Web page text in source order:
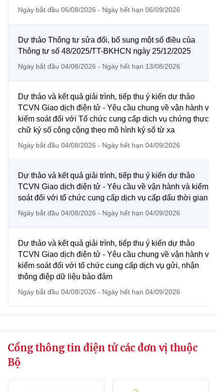
Tin địa phương
Sở hữu trí tuệ
Năng lượng nguyên tử
Voice
Nhiệm vụ trọng tâm
Vietnamese English
BỘ KHOA HỌC VÀ CÔNG NGHỆ
Điều khoản sử dụng Theo dõi MST: Góp ý
Chịu trách nhiệm nội dung: Nguyễn Thị Hải Hằng
Giám đốc Trung tâm Truyền thông Khoa học và Công nghệ.
Liên hệ
Địa chỉ: Ban Biên tập Cổng TTĐT - 18 Nguyễn Du, TP. Hà Nội
Điện thoại: 024 3936 9506
Email:
stc@mst.gov.vn
©2026 Bản quyền thuộc Bộ Khoa Học và Công Nghệ
(Ghi rõ nguồn "https://mst.gov.vn" khi phát hành lại thông tin từ
Ngày bắt đầu 06/08/2026 - Ngày hết hạn 06/09/2026
Dự thảo Thông tư sửa đổi, bổ sung một số điều của
Thông tư số 48/2025/TT-BKHCN ngày 25/12/2025
Ngày bắt đầu 04/08/2026 - Ngày hết hạn 13/08/2026
Dự thảo và kết quả giải trình, tiếp thu ý kiến dự thảo
TCVN Giao dịch điện tử - Yêu cầu chung về vận hành và
kiểm soát đối với Tổ chức cung cấp dịch vụ chứng thực
chữ ký số công cộng theo mô hình ký số từ xa
Ngày bắt đầu 04/08/2026 - Ngày hết hạn 04/09/2026
Dự thảo và kết quả giải trình, tiếp thu ý kiến dự thảo
TCVN Giao dịch điện tử - Yêu cầu về vận hành và kiểm
soát đối với tổ chức cung cấp dịch vụ cấp dấu thời gian
Ngày bắt đầu 04/08/2026 - Ngày hết hạn 04/09/2026
Dự thảo và kết quả giải trình, tiếp thu ý kiến dự thảo
TCVN Giao dịch điện tử - Yêu cầu chung về vận hành và
kiểm soát đối với tổ chức cung cấp dịch vụ gửi, nhận
thông điệp dữ liệu bảo đảm
Ngày bắt đầu 04/08/2026 - Ngày hết hạn 04/09/2026
Cổng thông tin điện tử các đơn vị thuộc
Bộ